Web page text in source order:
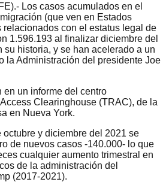
Los casos acumulados en el
(que ven en Estados
relacionados con el estatus legal de
1.596.193 al finalizar diciembre del
su historia, y se han acelerado a un
la Administración del presidente Joe
en un informe del centro
Clearinghouse (TRAC), de la
en Nueva York.
octubre y diciembre del 2021 se
de nuevos casos -140.000- lo que
cualquier aumento trimestral en
de la administración del
(2017-2021).